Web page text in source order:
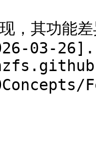
，其功能
03-26].